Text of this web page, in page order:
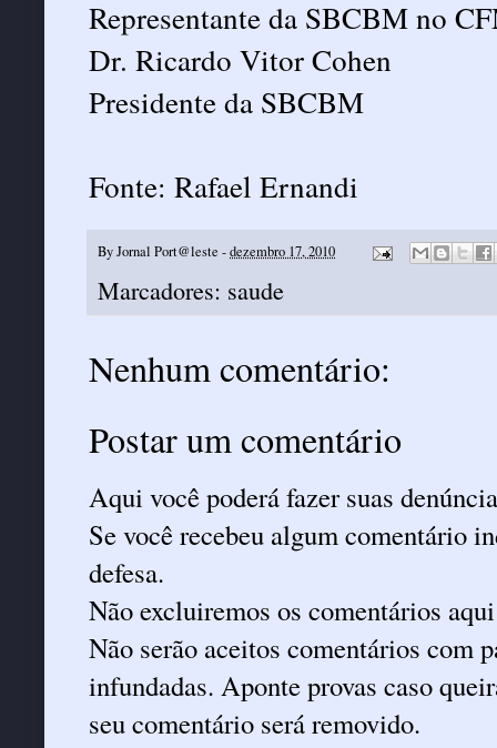
Representante da SBCBM no
Dr. Ricardo Vitor Cohen
Presidente da SBCBM
Fonte: Rafael Ernandi
ByJornal Port@leste -dezembro 17, 2010
Marcadores: saude
Nenhum comentário:
Postar um comentário
Aqui você poderá fazer suas
Se você recebeu algum comentário
defesa.
Não excluiremos os comentários
Não serão aceitos comentários com
infundadas. Aponte provas caso
seu comentário será removido.